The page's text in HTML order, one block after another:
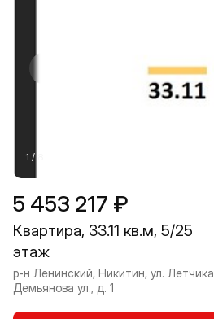
5 453 217 ₽
Квартира, 33.11 кв.м, 5/25
этаж
р-н Ленинский, Никитин, ул. Летчика
Демьянова ул., д. 1
1 / 8